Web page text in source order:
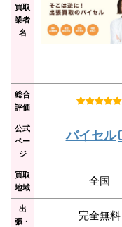
買取
業者
名
総合
評価
公式
ペー
ジ
バイセル
買取
地域
全国
出
張・
完全無料